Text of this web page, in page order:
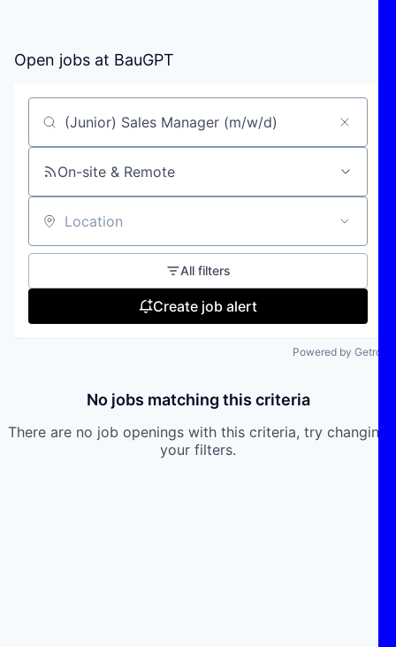
Open jobs at BauGPT
Search by title or keyword
On-site & Remote
Location
All filters
Create job alert
Powered by Getro
No jobs matching this criteria
There are no job openings with this criteria, try changing
your filters.